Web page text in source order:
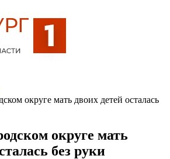
округе мать двоих детей осталась
округе мать
без руки